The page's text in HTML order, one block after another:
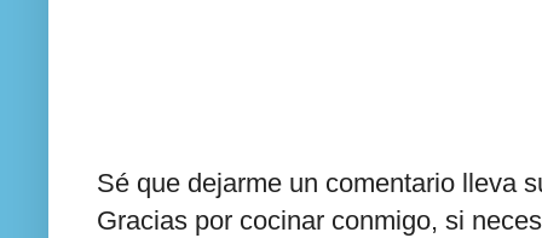
Sé que dejarme un comentario lleva
Gracias por cocinar conmigo, si